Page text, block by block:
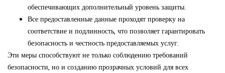
обеспечивающих дополнительный уровень защиты.
Все предоставленные данные проходят проверку на
соответствие и подлинность, что позволяет гарантировать
безопасность и честность предоставляемых услуг.
Эти меры способствуют не только соблюдению требований
безопасности, но и созданию прозрачных условий для всех